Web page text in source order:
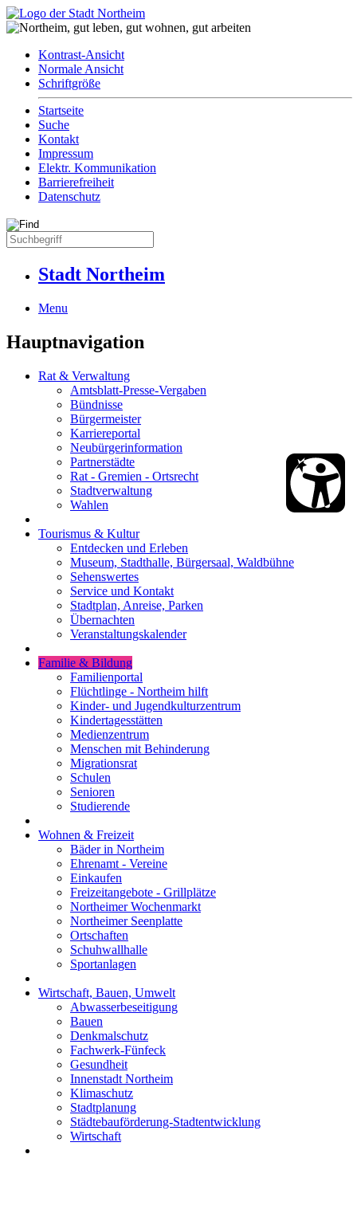
Kontrast-Ansicht
Normale Ansicht
Schriftgröße
Startseite
Suche
Kontakt
Impressum
Elektr. Kommunikation
Barrierefreiheit
Datenschutz
Stadt Northeim
Menu
Hauptnavigation
Rat & Verwaltung
Amtsblatt-Presse-Vergaben
Bündnisse
Bürgermeister
Karriereportal
Neubürgerinformation
Partnerstädte
Rat - Gremien - Ortsrecht
Stadtverwaltung
Wahlen
Tourismus & Kultur
Entdecken und Erleben
Museum, Stadthalle, Bürgersaal, Waldbühne
Sehenswertes
Service und Kontakt
Stadtplan, Anreise, Parken
Übernachten
Veranstaltungskalender
Familie & Bildung
Familienportal
Flüchtlinge - Northeim hilft
Kinder- und Jugendkulturzentrum
Kindertagesstätten
Medienzentrum
Menschen mit Behinderung
Migrationsrat
Schulen
Senioren
Studierende
Wohnen & Freizeit
Bäder in Northeim
Ehrenamt - Vereine
Einkaufen
Freizeitangebote - Grillplätze
Northeimer Wochenmarkt
Northeimer Seenplatte
Ortschaften
Schuhwallhalle
Sportanlagen
Wirtschaft, Bauen, Umwelt
Abwasserbeseitigung
Bauen
Denkmalschutz
Fachwerk-Fünfeck
Gesundheit
Innenstadt Northeim
Klimaschutz
Stadtplanung
Städtebauförderung-Stadtentwicklung
Wirtschaft